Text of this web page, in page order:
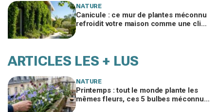
NATURE
Canicule : ce mur de plantes méconnu
refroidit votre maison comme une clim,
ARTICLES LES + LUS
NATURE
Printemps : tout le monde plante les
mêmes fleurs, ces 5 bulbes méconnus